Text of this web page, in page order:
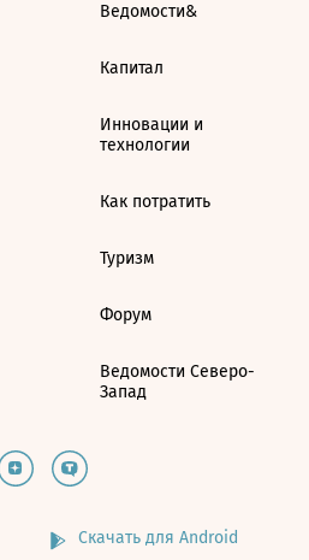
Ведомости&
Капитал
Инновации и
технологии
Как потратить
Туризм
Форум
Ведомости Северо-
Запад
Скачать для Android